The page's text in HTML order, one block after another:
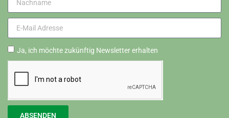
Ja, ich möchte zukünftig Newsletter erhalten
ABSENDEN